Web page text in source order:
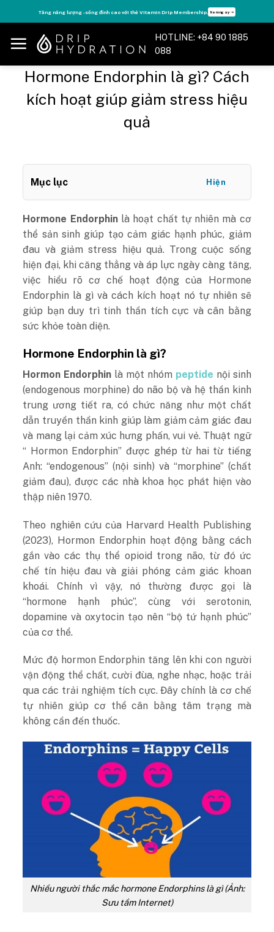
to
content
Tăng năng lượng - sống đỉnh cao với thẻ Vitamin Drip Membership. Xem ngay ➝
HOTLINE: +84 90 1885
088
Hormone Endorphin là gì? Cách
kích hoạt giúp giảm stress hiệu
quả
Mục lục Hiện
Hormone Endorphinlà hoạt chất tự nhiên mà cơ
thể sản sinh giúp tạo cảm giác hạnh phúc, giảm
đau và giảm stress hiệu quả. Trong cuộc sống
hiện đại, khi căng thẳng và áp lực ngày càng tăng,
việc hiểu rõ cơ chế hoạt động của Hormone
Endorphin là gì và cách kích hoạt nó tự nhiên sẽ
giúp bạn duy trì tinh thần tích cực và cân bằng
sức khỏe toàn diện.
Hormone Endorphin là gì?
Hormon Endorphin là một nhóm peptide nội sinh
(endogenous morphine) do não bộ và hệ thần kinh
trung ương tiết ra, có chức năng như một chất
dẫn truyền thần kinh giúp làm giảm cảm giác đau
và mang lại cảm xúc hưng phấn, vui vẻ. Thuật ngữ
“ Hormon Endorphin” được ghép từ hai từ tiếng
Anh: “endogenous” (nội sinh) và “morphine” (chất
giảm đau), được các nhà khoa học phát hiện vào
thập niên 1970.
Theo nghiên cứu của Harvard Health Publishing
(2023), Hormon Endorphin hoạt động bằng cách
gắn vào các thụ thể opioid trong não, từ đó ức
chế tín hiệu đau và giải phóng cảm giác khoan
khoái. Chính vì vậy, nó thường được gọi là
“hormone hạnh phúc”, cùng với serotonin,
dopamine và oxytocin tạo nên “bộ tứ hạnh phúc”
của cơ thể.
Mức độ hormon Endorphin tăng lên khi con người
vận động thể chất, cười đùa, nghe nhạc, hoặc trải
qua các trải nghiệm tích cực. Đây chính là cơ chế
tự nhiên giúp cơ thể cân bằng tâm trạng mà
không cần đến thuốc.
Nhiều người thắc mắc hormone Endorphins là gì (Ảnh:
Sưu tầm Internet)